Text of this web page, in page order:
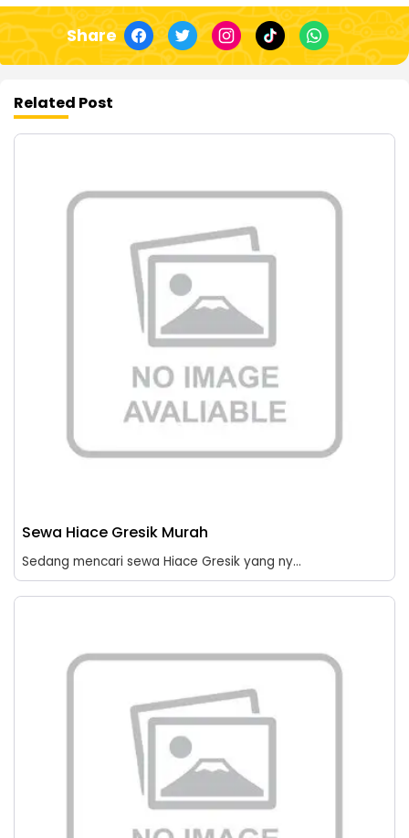
Share
Related Post
Sewa Hiace Gresik Murah
Sedang mencari sewa Hiace Gresik yang ny...